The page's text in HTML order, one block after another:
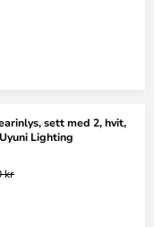
sett med 2, hvit,
Lighting
kr